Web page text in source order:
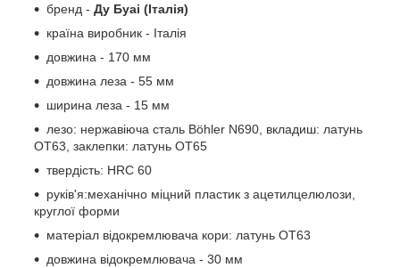
бренд - Ду Буаі (Італія)
країна виробник - Італія
довжина - 170 мм
довжина леза - 55 мм
ширина леза - 15 мм
лезо: нержавіюча сталь Böhler N690, вкладиш: латунь
OT63, заклепки: латунь OT65
твердість: HRC 60
руків'я:механічно міцний пластик з ацетилцелюлози,
круглої форми
матеріал відокремлювача кори: латунь OT63
довжина відокремлювача - 30 мм